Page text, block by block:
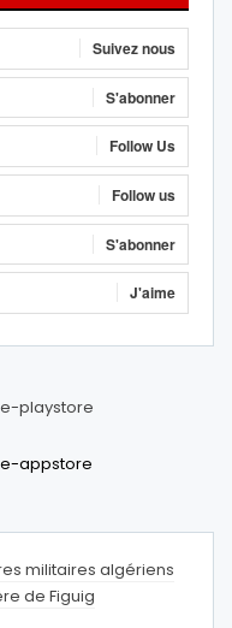
Suivez nous
S'abonner
Follow Us
Follow us
S'abonner
J'aime
militaires algériens
de Figuig